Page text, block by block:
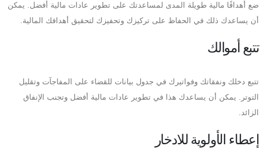
ضع أهدافًا مالية طويلة المدى لمساعدتك على تطوير عادات مالية أفضل. يمكن
أن يساعدك ذلك في الحفاظ على تركيزك وتحفيزك لتحقيق أهدافك المالية.
تتبع أموالك
تتبع دخلك ونفقاتك وفواتيرك في جدول بيانات للقضاء على المفاجآت وتقليل
التوتر. يمكن أن يساعدك هذا في تطوير عادات مالية أفضل وتجنب الإنفاق
الزائد.
إعطاء الأولوية للادخار